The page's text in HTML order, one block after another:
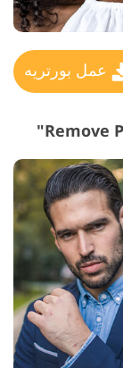
عمل بورتريه